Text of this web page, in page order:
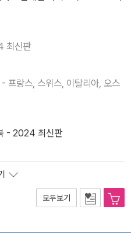
최신판
프랑스, 스위스, 이탈리아, 오스
- 2024 최신판
모두보기